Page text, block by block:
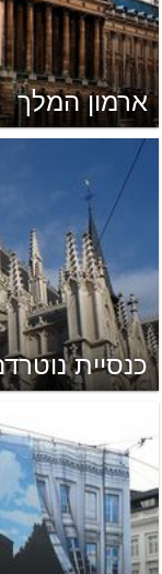
ארמון המלך
כנסיית